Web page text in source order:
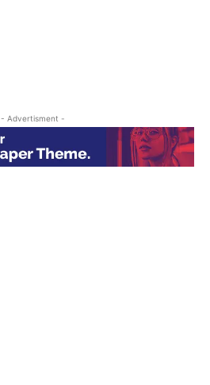
- Advertisment -